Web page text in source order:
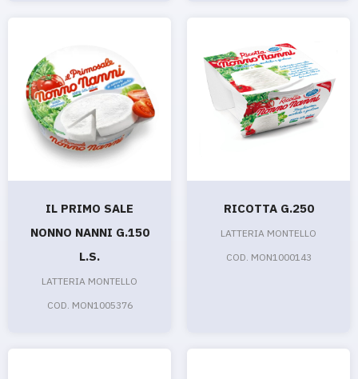
IL PRIMO SALE
NONNO NANNI G.150
L.S.
LATTERIA MONTELLO
COD. MON1005376
RICOTTA G.250
LATTERIA MONTELLO
COD. MON1000143